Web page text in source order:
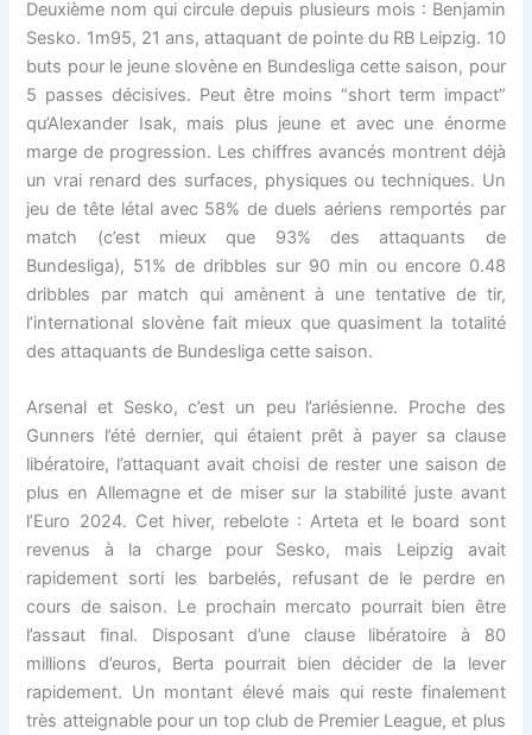
Deuxième nom qui circule depuis plusieurs mois : Benjamin
Sesko. 1m95, 21 ans, attaquant de pointe du RB Leipzig. 10
buts pour le jeune slovène en Bundesliga cette saison, pour
5 passes décisives. Peut être moins “short term impact”
qu’Alexander Isak, mais plus jeune et avec une énorme
marge de progression. Les chiffres avancés montrent déjà
un vrai renard des surfaces, physiques ou techniques. Un
jeu de tête létal avec 58% de duels aériens remportés par
match (c’est mieux que 93% des attaquants de
Bundesliga), 51% de dribbles sur 90 min ou encore 0.48
dribbles par match qui amènent à une tentative de tir,
l’international slovène fait mieux que quasiment la totalité
des attaquants de Bundesliga cette saison.
Arsenal et Sesko, c’est un peu l’arlésienne. Proche des
Gunners l’été dernier, qui étaient prêt à payer sa clause
libératoire, l’attaquant avait choisi de rester une saison de
plus en Allemagne et de miser sur la stabilité juste avant
l’Euro 2024. Cet hiver, rebelote : Arteta et le board sont
revenus à la charge pour Sesko, mais Leipzig avait
rapidement sorti les barbelés, refusant de le perdre en
cours de saison. Le prochain mercato pourrait bien être
l’assaut final. Disposant d’une clause libératoire à 80
millions d’euros, Berta pourrait bien décider de la lever
rapidement. Un montant élevé mais qui reste finalement
très atteignable pour un top club de Premier League, et plus